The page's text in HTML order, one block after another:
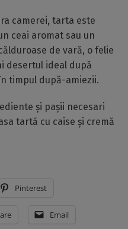
camerei, tarta este
ceai aromat sau un
de vară, o felie
desertul ideal după
timpul după-amiezii.
și pașii necesari
tartă cu caise și cremă
Pinterest
Email